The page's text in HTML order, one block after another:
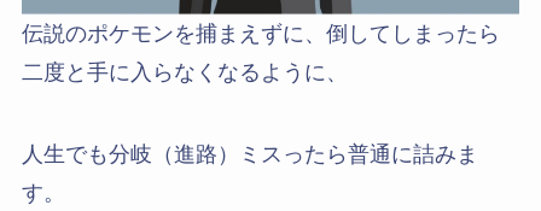
伝説のポケモンを捕まえずに、倒してしまったら
二度と手に入らなくなるように、
人生でも分岐（進路）ミスったら普通に詰みま
す。